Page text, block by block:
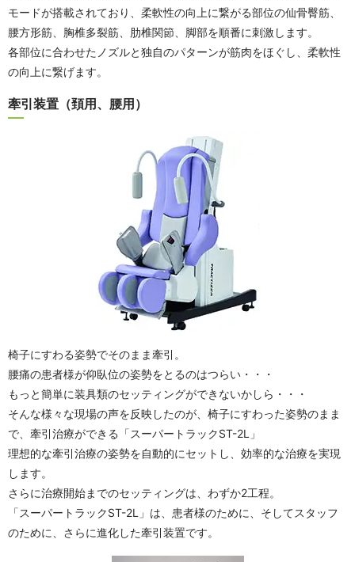
モードが搭載されており、柔軟性の向上に繋がる部位の仙骨臀筋、
腰方形筋、胸椎多裂筋、肋椎関節、脚部を順番に刺激します。
各部位に合わせたノズルと独自のパターンが筋肉をほぐし、柔軟性
の向上に繋げます。
牽引装置（頚用、腰用）
椅子にすわる姿勢でそのまま牽引。
腰痛の患者様が仰臥位の姿勢をとるのはつらい・・・
もっと簡単に装具類のセッティングができないかしら・・・
そんな様々な現場の声を反映したのが、椅子にすわった姿勢のまま
で、牽引治療ができる「スーパートラックST-2L」
理想的な牽引治療の姿勢を自動的にセットし、効率的な治療を実現
します。
さらに治療開始までのセッティングは、わずか2工程。
「スーパートラックST-2L」は、患者様のために、そしてスタッフ
のために、さらに進化した牽引装置です。